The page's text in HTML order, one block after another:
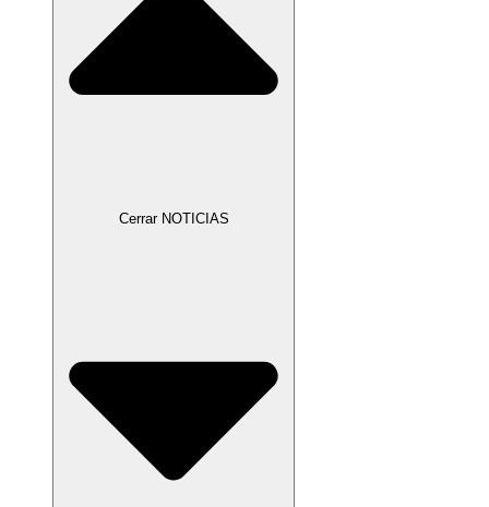
Cerrar NOTICIAS